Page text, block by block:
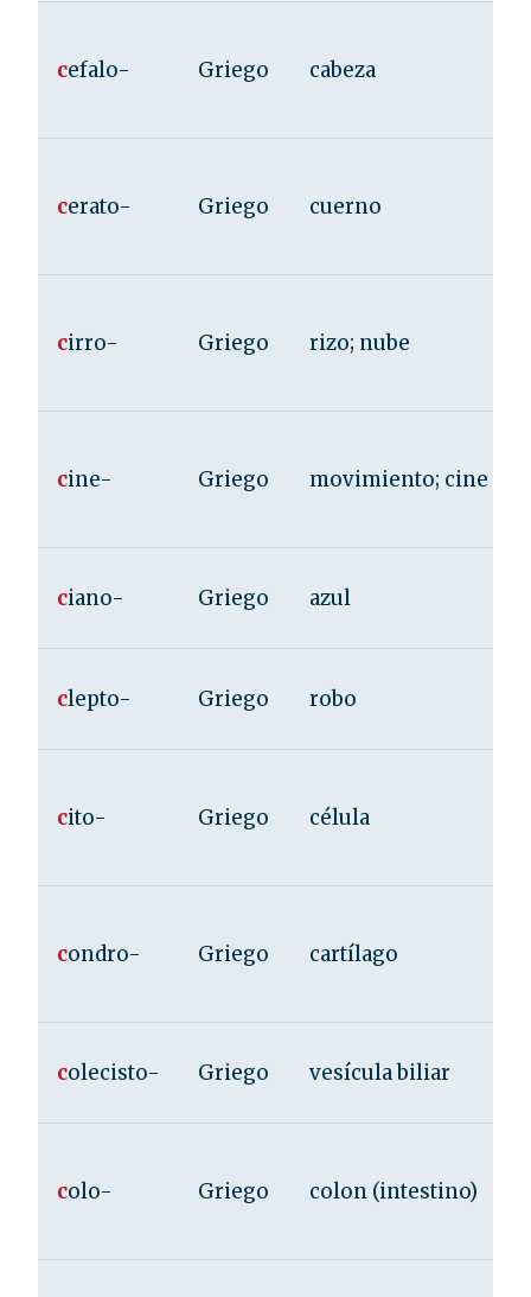
cefalo- Griego cabeza
cerato- Griego cuerno
cirro- Griego rizo; nube
cine- Griego movimiento; cine
ciano- Griego azul
clepto- Griego robo
cito- Griego célula
condro- Griego cartílago
colecisto- Griego vesícula biliar
colo- Griego colon (intestino)